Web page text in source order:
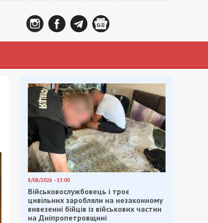
8/08/2026 - 13:00
Військовослужбовець і троє
цивільних заробляли на незаконному
вивезенні бійців із військових частин
на Дніпропетровщині